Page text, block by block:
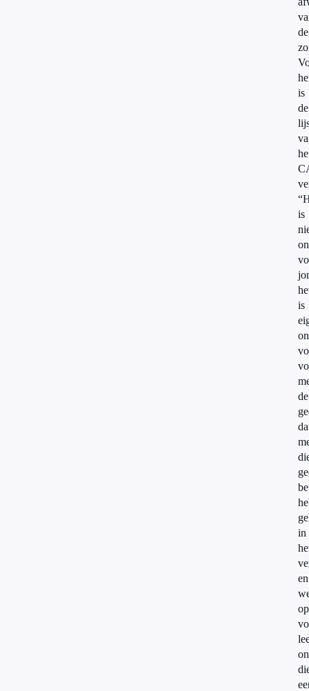
de
is
de
is
is
de
in
en
op